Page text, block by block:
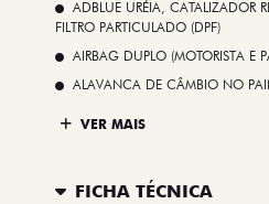
ADBLUE URÉIA, CATALIZADOR
FILTRO PARTICULADO (DPF)
AIRBAG DUPLO (MOTORISTA E
ALAVANCA DE CÂMBIO NO
VER MAIS
FICHA TÉCNICA